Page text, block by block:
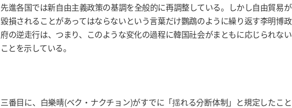
先進各国では新自由主義政策の基調を全般的に再調整している。しかし自由貿易が
毀損されることがあってはならないという言葉だけ鸚鵡のように繰り返す李明博政
府の逆走行は、つまり、このような変化の過程に韓国社会がまともに応じられない
ことを示している。
三番目に、白樂晴(ベク・ナクチョン)がすでに「揺れる分断体制」と規定したこと